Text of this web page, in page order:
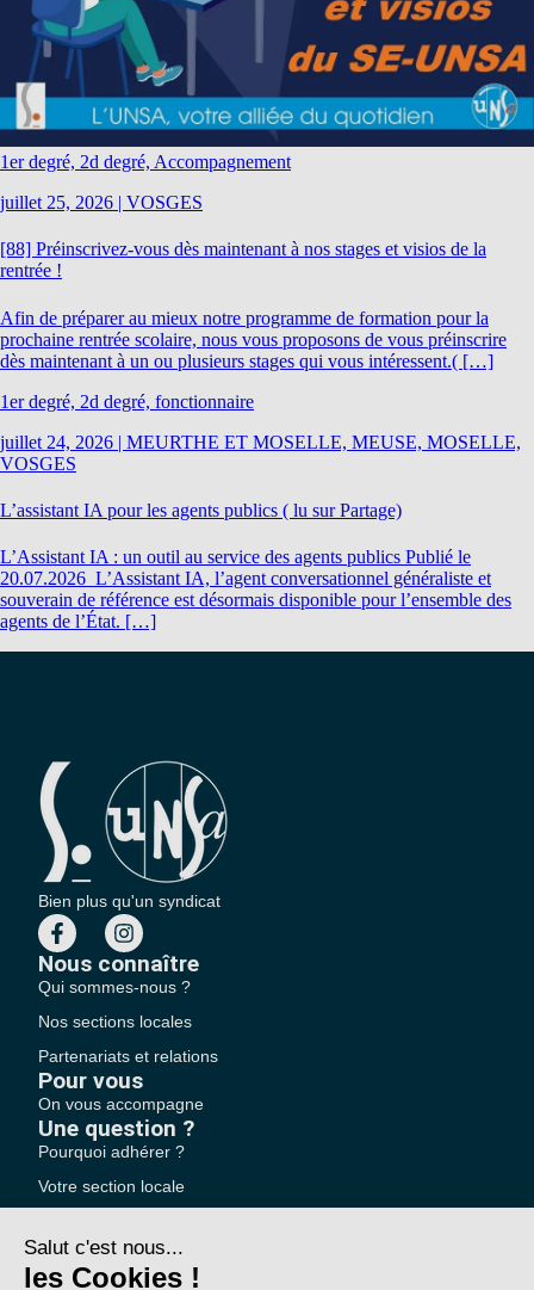
1er degré, 2d degré, Accompagnement
juillet 25, 2026 | VOSGES
[88] Préinscrivez-vous dès maintenant à nos stages et visios de la
rentrée !
Afin de préparer au mieux notre programme de formation pour la
prochaine rentrée scolaire, nous vous proposons de vous préinscrire
dès maintenant à un ou plusieurs stages qui vous intéressent.( […]
1er degré, 2d degré, fonctionnaire
juillet 24, 2026 | MEURTHE ET MOSELLE, MEUSE, MOSELLE,
VOSGES
L’assistant IA pour les agents publics ( lu sur Partage)
L’Assistant IA : un outil au service des agents publics Publié le
20.07.2026 L’Assistant IA, l’agent conversationnel généraliste et
souverain de référence est désormais disponible pour l’ensemble des
agents de l’État. […]
Bien plus qu'un syndicat
Nous connaître
Qui sommes-nous ?
Nos sections locales
Partenariats et relations
Pour vous
On vous accompagne
Une question ?
Pourquoi adhérer ?
Votre section locale
Nous contacter
Votre espace